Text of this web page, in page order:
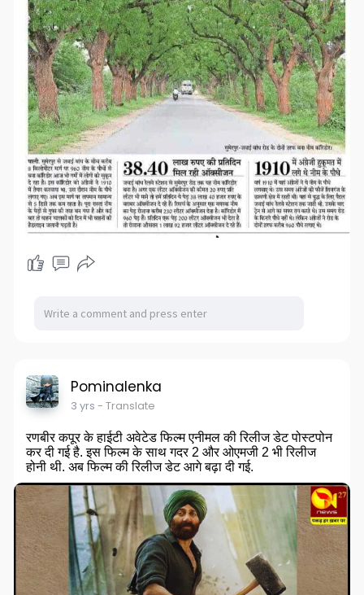
Pominalenka
3 yrs - Translate
रणबीर कपूर के हाईटी अवेटेड फिल्म एनीमल की रिलीज डेट पोस्टपोन
कर दी गई है. इस फिल्म के साथ गदर 2 और ओएमजी 2 भी रिलीज
होनी थी. अब फिल्म की रिलीज डेट आगे बढ़ा दी गई.